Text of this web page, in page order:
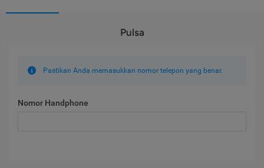
Pulsa
Pastikan Anda memasukkan nomor telepon yang benar.
Nomor Handphone